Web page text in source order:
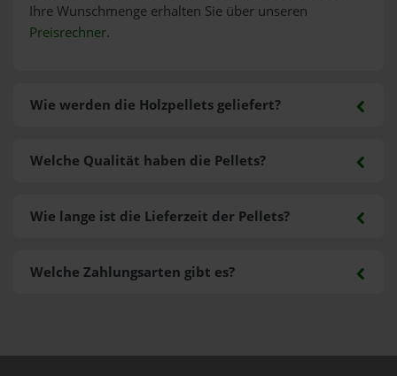
Ihre Wunschmenge erhalten Sie über unseren
Preisrechner.
Wie werden die Holzpellets geliefert?
Welche Zahlungsarten gibt es?
Welche Qualität haben die Pellets?
Wie lange ist die Lieferzeit der Pellets?